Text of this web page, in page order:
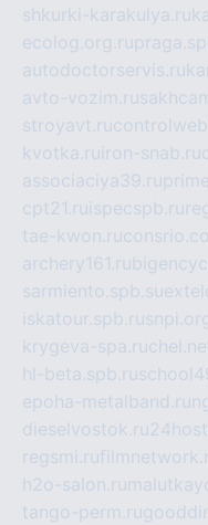
shkurki-karakulya.ru
ecolog.org.ru
autodoctorservis.ru
avto-vozim.ru
stroyavt.ru
kvotka.ru iron-snab.ru
associaciya39.ru
cpt21.ru ispecspb.ru
tae-kwon.ru
archery161.ru
sarmiento.spb.su
iskatour.spb.ru
krygeva-spa.ru
hl-beta.spb.ru
epoha-metalband.ru
dieselvostok.ru
regsmi.ru
h2o-salon.ru
tango-perm.ru